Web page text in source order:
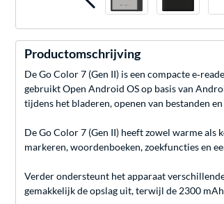
Productomschrijving
De Go Color 7 (Gen II) is een compacte
gebruikt Open Android OS op basis van
tijdens het bladeren, openen van bestanden
De Go Color 7 (Gen II) heeft zowel warme
markeren, woordenboeken, zoekfuncties en
Verder ondersteunt het apparaat
gemakkelijk de opslag uit, terwijl de 2300